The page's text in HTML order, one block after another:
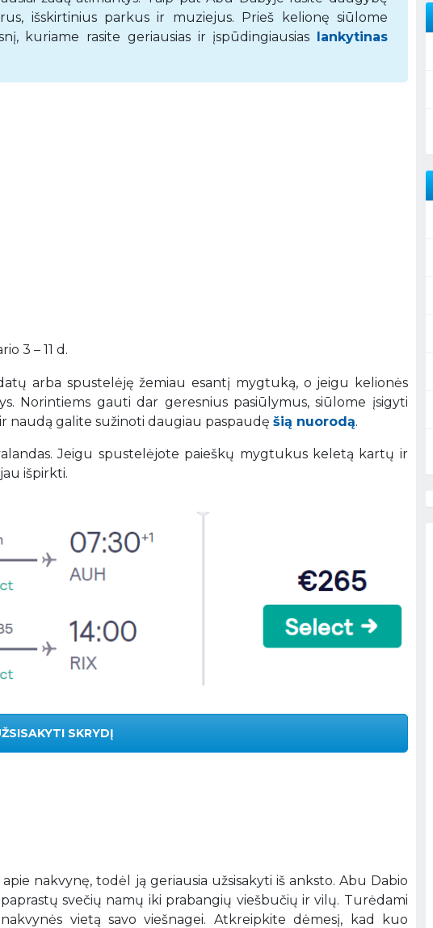
išskirtinius parkus ir muziejus. Prieš kelionę siūlome
kuriame rasite geriausias ir įspūdingiausias lankytinas
3 – 11 d.
arba spustelėję žemiau esantį mygtuką, o jeigu kelionės
Norintiems gauti dar geresnius pasiūlymus, siūlome įsigyti
naudą galite sužinoti daugiau paspaudę šią nuorodą.
Jeigu spustelėjote paieškų mygtukus keletą kartų ir
išpirkti.
SKRYDĮ
nakvynę, todėl ją geriausia užsisakyti iš anksto. Abu Dabio
svečių namų iki prabangių viešbučių ir vilų. Turėdami
vietą savo viešnagei. Atkreipkite dėmesį, kad kuo